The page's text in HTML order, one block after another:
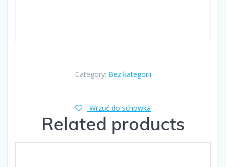
Category: Bez kategorii
Wrzuć do schowka
Related products